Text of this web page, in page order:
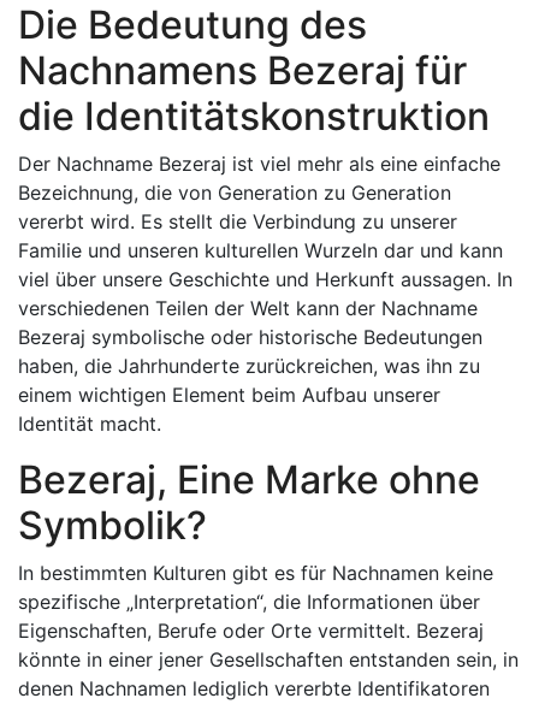
Die Bedeutung des
Nachnamens Bezeraj für
die Identitätskonstruktion
Der Nachname Bezeraj ist viel mehr als eine einfache
Bezeichnung, die von Generation zu Generation
vererbt wird. Es stellt die Verbindung zu unserer
Familie und unseren kulturellen Wurzeln dar und kann
viel über unsere Geschichte und Herkunft aussagen. In
verschiedenen Teilen der Welt kann der Nachname
Bezeraj symbolische oder historische Bedeutungen
haben, die Jahrhunderte zurückreichen, was ihn zu
einem wichtigen Element beim Aufbau unserer
Identität macht.
Bezeraj, Eine Marke ohne
Symbolik?
In bestimmten Kulturen gibt es für Nachnamen keine
spezifische „Interpretation“, die Informationen über
Eigenschaften, Berufe oder Orte vermittelt. Bezeraj
könnte in einer jener Gesellschaften entstanden sein, in
denen Nachnamen lediglich vererbte Identifikatoren